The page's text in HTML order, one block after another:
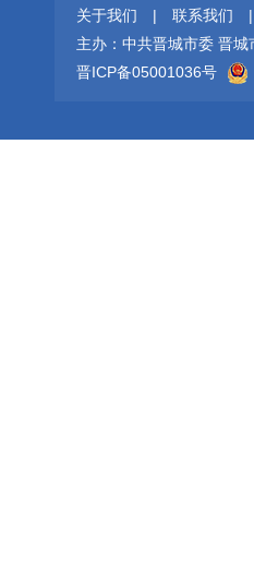
关于我们 | 联系我们 |
主办：中共晋城市委 晋城
晋ICP备05001036号